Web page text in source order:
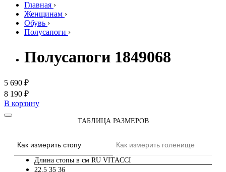
Главная ›
Женщинам ›
Обувь ›
Полусапоги ›
Полусапоги 1849068
5 690 ₽
8 190 ₽
В корзину
ТАБЛИЦА РАЗМЕРОВ
Как измерить стопу Как измерить голенище
Длина стопы в см RU VITACCI
22,5 35 36